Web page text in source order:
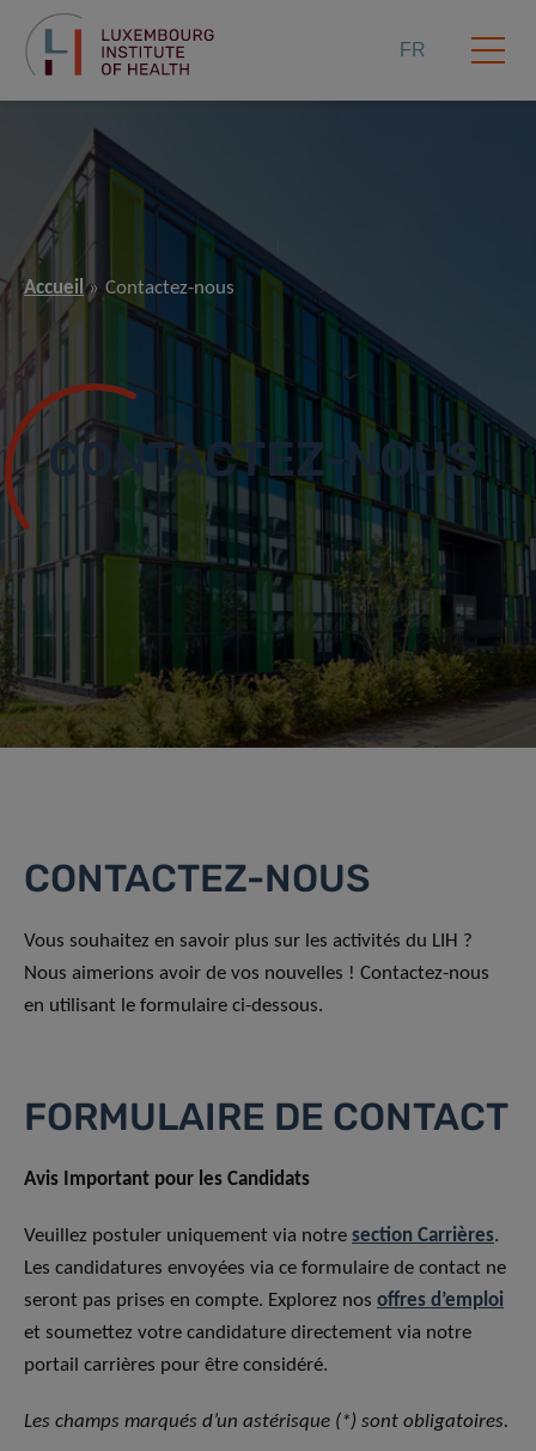
FR
Accueil Contactez-nous
CONTACTEZ-NOUS
CONTACTEZ-NOUS
Vous souhaitez en savoir plus sur les activités du LIH ?
Nous aimerions avoir de vos nouvelles ! Contactez-nous
en utilisant le formulaire ci-dessous.
FORMULAIRE DE CONTACT
Avis Important pour les Candidats
Veuillez postuler uniquement via notre section Carrières.
Les candidatures envoyées via ce formulaire de contact ne
seront pas prises en compte. Explorez nos offres d’emploi
et soumettez votre candidature directement via notre
portail carrières pour être considéré.
Les champs marqués d’un astérisque (*) sont obligatoires.